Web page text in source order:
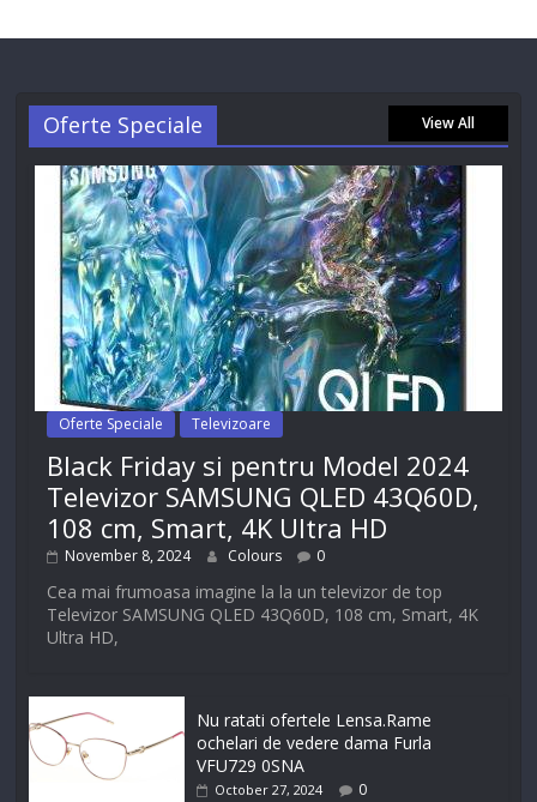
Oferte Speciale View All
Oferte Speciale Televizoare
Black Friday si pentru Model 2024
Televizor SAMSUNG QLED 43Q60D,
108 cm, Smart, 4K Ultra HD
November 8, 2024 Colours 0
Cea mai frumoasa imagine la la un televizor de top
Televizor SAMSUNG QLED 43Q60D, 108 cm, Smart, 4K
Ultra HD,
Nu ratati ofertele Lensa.Rame
ochelari de vedere dama Furla
VFU729 0SNA
October 27, 2024 0